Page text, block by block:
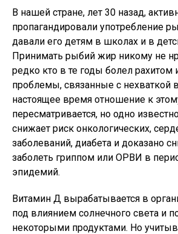
В нашей стране, лет 30 назад,
пропагандировали употребление
давали его детям в школах и в
Принимать рыбий жир никому не
редко кто в те годы болел рахитом
проблемы, связанные с нехваткой
настоящее время отношение к
пересматривается, но одно
снижает риск онкологических,
заболеваний, диабета и доказано
заболеть гриппом или ОРВИ в
эпидемий.
Витамин Д вырабатывается в
под влиянием солнечного света и
некоторыми продуктами. Но